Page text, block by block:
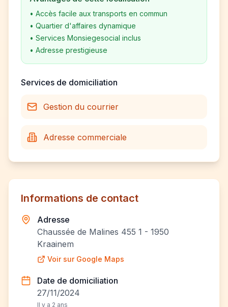
• Accès facile aux transports en commun
• Quartier d'affaires dynamique
• Services Monsiegesocial inclus
• Adresse prestigieuse
Services de domiciliation
Gestion du courrier
Adresse commerciale
Informations de contact
Adresse
Chaussée de Malines 455 1 - 1950
Kraainem
Voir sur Google Maps
Date de domiciliation
27/11/2024
Il y a 2 ans